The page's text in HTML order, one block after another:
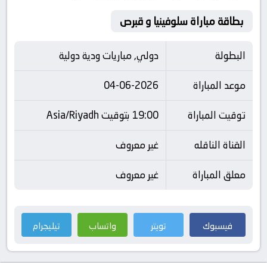
بطاقة مباراة سلوفينيا و قبرص
البطولة
دولي, مباريات ودية دولية
موعد المباراة
04-06-2026
توقيت المباراة
19:00 بتوقيت Asia/Riyadh
القناة الناقله
غير معروف
معلق المباراة
غير معروف
فيسبوك تويتر واتساب تيليجرام